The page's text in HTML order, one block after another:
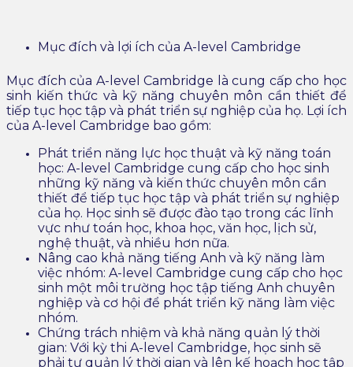
Mục đích và lợi ích của A-level Cambridge
Mục đích của A-level Cambridge là cung cấp cho học
sinh kiến ​​thức và kỹ năng chuyên môn cần thiết để
tiếp tục học tập và phát triển sự nghiệp của họ. Lợi ích
của A-level Cambridge bao gồm:
Phát triển năng lực học thuật và kỹ năng toán
học: A-level Cambridge cung cấp cho học sinh
những kỹ năng và kiến ​​thức chuyên môn cần
thiết để tiếp tục học tập và phát triển sự nghiệp
của họ. Học sinh sẽ được đào tạo trong các lĩnh
vực như toán học, khoa học, văn học, lịch sử,
nghệ thuật, và nhiều hơn nữa.
Nâng cao khả năng tiếng Anh và kỹ năng làm
việc nhóm: A-level Cambridge cung cấp cho học
sinh một môi trường học tập tiếng Anh chuyên
nghiệp và cơ hội để phát triển kỹ năng làm việc
nhóm.
Chứng trách nhiệm và khả năng quản lý thời
gian: Với kỳ thi A-level Cambridge, học sinh sẽ
phải tự quản lý thời gian và lên kế hoạch học tập